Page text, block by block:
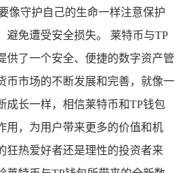
像守护自己的生命一样注意保护
避免遭受安全损失。 莱特币与TP
供了一个安全、便捷的数字资产管
币市场的不断发展和完善，就像一
成长一样，相信莱特币和TP钱包
用，为用户带来更多的价值和机
狂热爱好者还是理性的投资者来